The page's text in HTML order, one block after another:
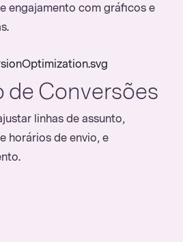
engajamento com gráficos e
de Conversões
linhas de assunto,
horários de envio, e